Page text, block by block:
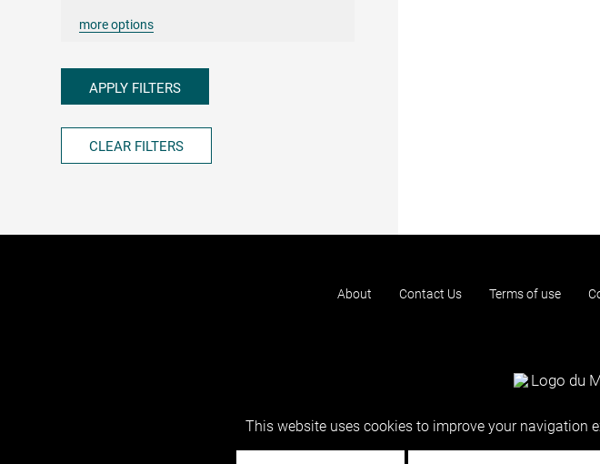
more options
APPLY FILTERS
CLEAR FILTERS
About Contact Us Terms of use
This website uses cookies to improve your navigation